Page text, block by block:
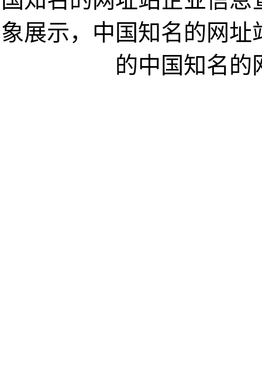
象展示，中国知名的网
的中国知名的